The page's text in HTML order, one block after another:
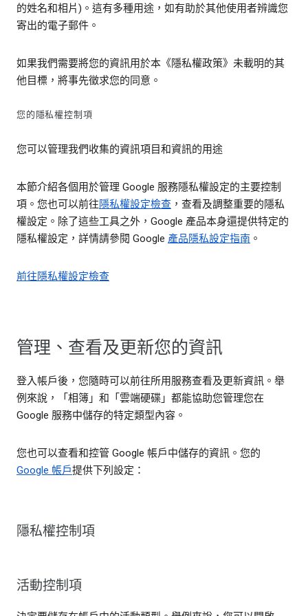
的姓名和相片)。這有多種用途，如有助於其他使用者辨識您
寄出的電子郵件。
如果我們需要將您的資訊用於本《隱私權政策》未載明的其
他目標，將事先徵求您的同意。
您的隱私權控制項
您可以管理我們收集的資訊項目和資訊的用途
本節介紹各個用於管理 Google 服務隱私權設定的主要控制
項。您也可以前往隱私權設定檢查 ，查看及調整重要的隱私
權設定。除了這些工具之外，Google 產品本身還提供特定的
隱私權設定，詳情請參閱 Google 產品隱私設定指南 。
前往隱私權設定檢查
管理、查看及更新您的資訊
登入帳戶後，您隨時可以前往所用服務查看及更新資訊。舉
例來說，「相簿」和「雲端硬碟」都能協助您管理您在
Google 服務中儲存的特定類型內容。
您也可以查看和控管 Google 帳戶中儲存的資訊。您的
Google 帳戶提供下列設定：
隱私權控制項
活動控制項